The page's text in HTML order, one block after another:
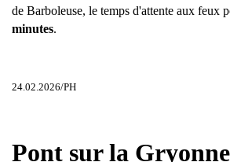
de Barboleuse, le temps d'attente aux feux
minutes.
24.02.2026/PH
Pont sur la